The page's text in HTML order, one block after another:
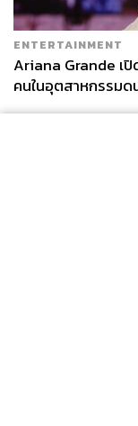
ENTERTAINMENT
Ariana Grande เ
คนในอุตสาหกรรม